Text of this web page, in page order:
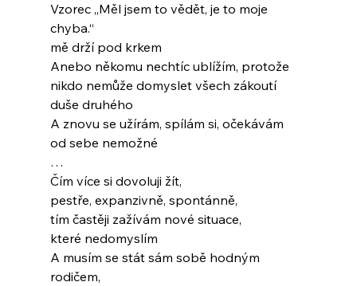
Vzorec „Měl jsem to vědět, je to moje
chyba.“
mě drží pod krkem
Anebo někomu nechtíc ublížím, protože
nikdo nemůže domyslet všech zákoutí
duše druhého
A znovu se užírám, spílám si, očekávám
od sebe nemožné
…
Čím více si dovoluji žít,
pestře, expanzivně, spontánně,
tím častěji zažívám nové situace,
které nedomyslím
A musím se stát sám sobě hodným
rodičem,